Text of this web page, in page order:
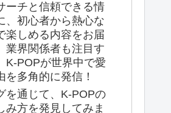
ーチと信頼できる情
、初心者から熱心な
楽しめる内容をお届
業界関係者も注目す
K-POPが世界中で愛
を多角的に発信！
を通じて、K-POPの
み方を発見してみま